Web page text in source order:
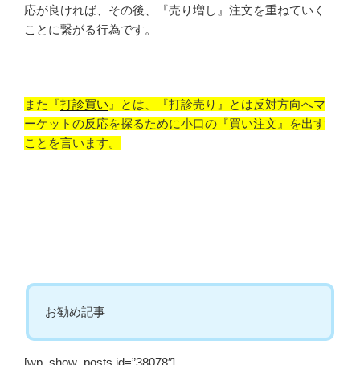
応が良ければ、その後、『売り増し』注文を重ねていく
ことに繋がる行為です。
また『打診買い 』とは、『打診売り』とは反対方向へマ
ーケットの反応を探るために小口の『買い注文』を出す
ことを言います。
お勧め記事
[wp_show_posts id=”38078″]